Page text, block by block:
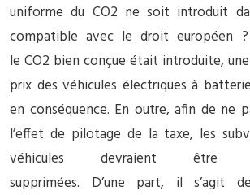
uniforme du CO2 ne soit introduit
compatible avec le droit européen
le CO2 bien conçue était introduite,
prix des véhicules électriques à
en conséquence. En outre, afin de ne
l’effet de pilotage de la taxe, les
véhicules devraient être
supprimées. D’une part, il s’agit